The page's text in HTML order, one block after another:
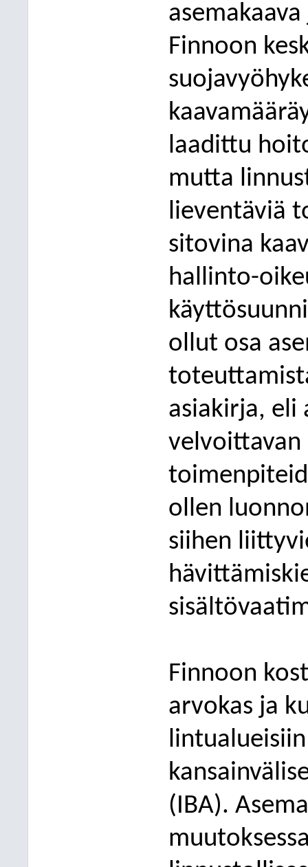
Finnoon
laadittu
mutta
lieventäviä
sitovina
hallinto-
ollut osa
asiakirja, eli
ollen
siihen
Finnoon
arvokas ja
lintualueisiin
(IBA).